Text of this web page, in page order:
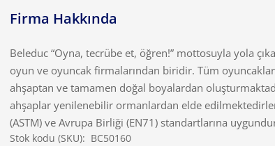
Firma Hakkında
Beleduc “Oyna, tecrübe et, öğren!” mottosuyla yola
oyun ve oyuncak firmalarından biridir. Tüm
ahşaptan ve tamamen doğal boyalardan
ahşaplar yenilenebilir ormanlardan elde
(ASTM) ve Avrupa Birliği (EN71) standartlarına
Stok kodu (SKU): BC50160